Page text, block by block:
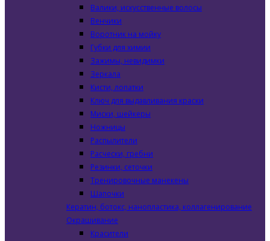
Валики, искусственные волосы
Венчики
Воротник на мойку
Губки для химии
Зажимы, невидимки
Зеркала
Кисти, лопатки
Ключ для выдавливания краски
Миски, шейкеры
Ножницы
Распылители
Расчески, гребни
Резинки, сеточки
Тренировочные манекены
Шапочки
Кератин, ботокс, нанопластика, коллагенирование
Окрашивание
Красители